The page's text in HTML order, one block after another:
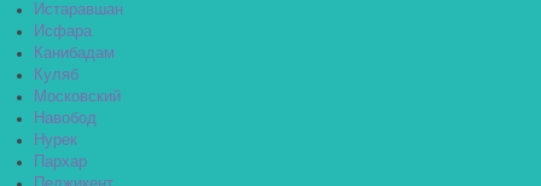
Истаравшан
Исфара
Канибадам
Куляб
Московский
Навобод
Нурек
Пархар